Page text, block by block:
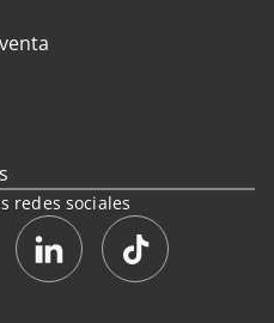
redes sociales